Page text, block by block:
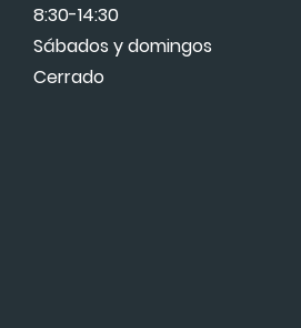
8:30-14:30
Sábados y domingos
Cerrado